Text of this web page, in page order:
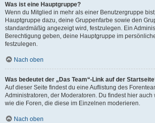
Was ist eine Hauptgruppe?
Wenn du Mitglied in mehr als einer Benutzergruppe
Hauptgruppe dazu, deine Gruppenfarbe sowie den
standardmäßig angezeigt wird, festzulegen. Ein
Berechtigung geben, deine Hauptgruppe im
festzulegen.
Nach oben
Was bedeutet der „Das Team“-Link auf der
Auf dieser Seite findest du eine Auflistung des
Administratoren, der Moderatoren. Du findest hier auch
wie die Foren, die diese im Einzelnen moderieren.
Nach oben